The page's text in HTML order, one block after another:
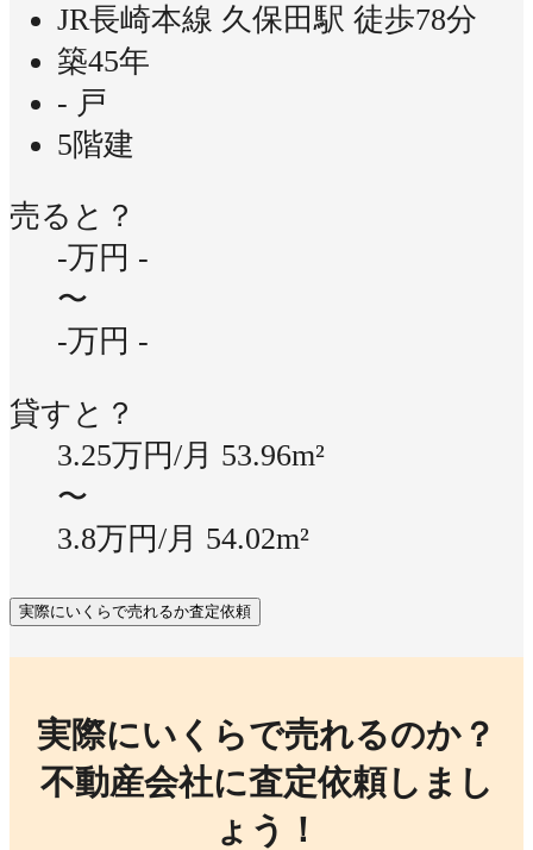
JR長崎本線 久保田駅 徒歩78分
築45年
- 戸
5階建
売ると？
-万円 -
〜
-万円 -
貸すと？
3.25万円/月 53.96m²
〜
3.8万円/月 54.02m²
実際にいくらで売れるか査定依頼
実際にいくらで売れるのか？
不動産会社に査定依頼しまし
ょう！